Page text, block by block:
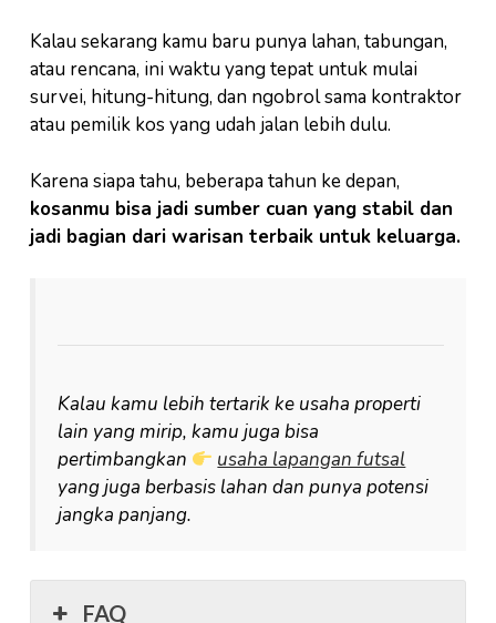
Kalau sekarang kamu baru punya lahan, tabungan,
atau rencana, ini waktu yang tepat untuk mulai
survei, hitung-hitung, dan ngobrol sama kontraktor
atau pemilik kos yang udah jalan lebih dulu.
Karena siapa tahu, beberapa tahun ke depan,
kosanmu bisa jadi sumber cuan yang stabil dan
jadi bagian dari warisan terbaik untuk keluarga.
Kalau kamu lebih tertarik ke usaha properti
lain yang mirip, kamu juga bisa
pertimbangkan
usaha lapangan futsal
yang juga berbasis lahan dan punya potensi
jangka panjang.
FAQ